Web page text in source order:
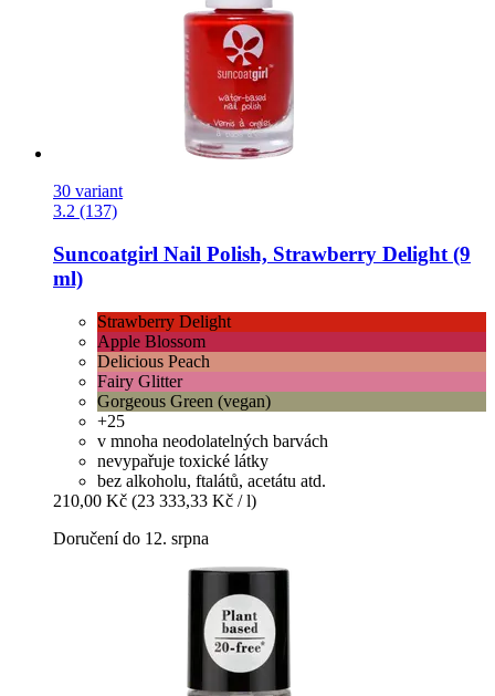
30 variant
3.2 (137)
Suncoatgirl Nail Polish, Strawberry Delight (9
ml)
Strawberry Delight
Apple Blossom
Delicious Peach
Fairy Glitter
Gorgeous Green (vegan)
+25
v mnoha neodolatelných barvách
nevypařuje toxické látky
bez alkoholu, ftalátů, acetátu atd.
210,00 Kč (23 333,33 Kč / l)
Doručení do 12. srpna